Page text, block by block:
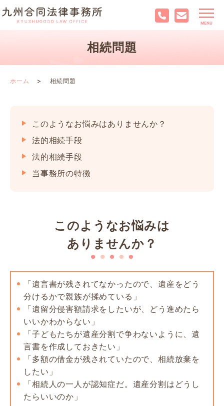
相続問題
ホーム 相続問題
このようなお悩みはありませんか？
法的相続手段
法的相続手段
当事務所の特徴
このようなお悩みは
ありませんか？
「遺言書が残されてなかったので、遺産をどう
分けるかで親族が揉めている」
「遺留分侵害額請求をしたいが、どう進めたら
いいかわからない」
「子どもたちが遺産分割で争わないように、遺
言書を作成しておきたい」
「多額の借金が残されていたので、相続放棄を
したい」
「相続人の一人が認知症だ。遺産分割はどうし
たらいいのか」